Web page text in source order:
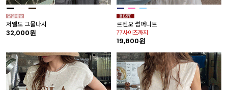
저멜도 그물나시
32,000원
르젠오 썸머니트
77사이즈까지
19,800원